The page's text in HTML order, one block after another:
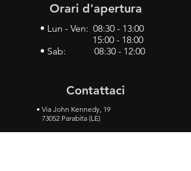
Orari d'apertura
• Lun - Ven: 08:30 - 13:00
15:00 - 18:00
• Sab: 08:30 - 12:00
Contattaci
• Via John Kennedy, 19
73052 Parabita (LE)